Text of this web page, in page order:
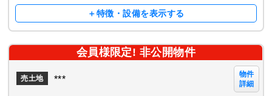
＋特徴・設備を表示する
会員様限定! 非公開物件
売土地 ***
物件
詳細